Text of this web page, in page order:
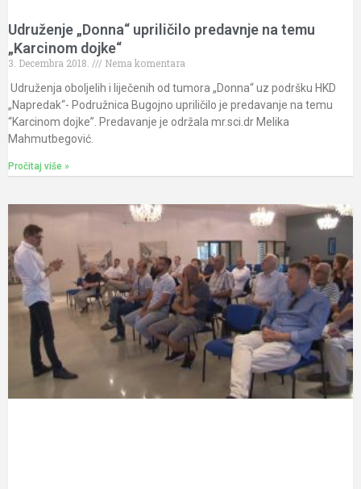
Udruženje „Donna“ upriličilo predavnje na temu
„Karcinom dojke“
3. Decembra 2018.
Nema komentara
Udruženja oboljelih i liječenih od tumora „Donna“ uz podršku HKD
„Napredak“- Podružnica Bugojno upriličilo je predavanje na temu
“Karcinom dojke”. Predavanje je održala mr.sci.dr Melika
Mahmutbegović.
Pročitaj više »